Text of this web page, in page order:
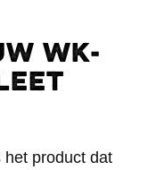
WK-
product dat